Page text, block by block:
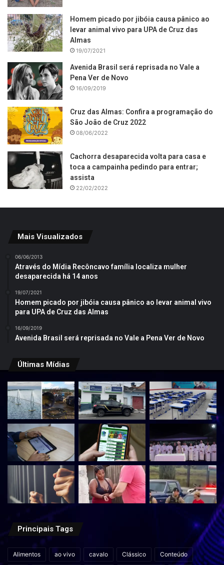
Homem picado por jibóia causa pânico ao
levar animal vivo para UPA de Cruz das
Almas
19/07/2021
Avenida Brasil será reprisada no Vale a
Pena Ver de Novo
16/09/2019
Cruz das Almas: Confira a programação do
São João de Cruz 2022
08/06/2022
Cachorra desaparecida volta para casa e
toca a campainha pedindo para entrar;
assista
22/02/2022
Mais Visualizados
06/06/2013
Através do Mídia Recôncavo família localiza mulher
desaparecida há 14 anos
19/07/2021
Homem picado por jibóia causa pânico ao levar animal vivo
para UPA de Cruz das Almas
16/09/2019
Avenida Brasil será reprisada no Vale a Pena Ver de Novo
Últimas Mídias
Principais Tags
Alimentos ao vivo cavalo Clássico Conteúdo